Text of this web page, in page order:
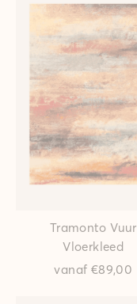
Tramonto Vuur
Vloerkleed
vanaf €89,00